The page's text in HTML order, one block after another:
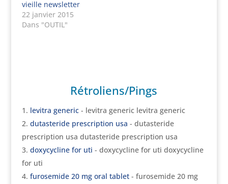
vieille newsletter
22 janvier 2015
Dans "OUTIL"
Rétroliens/Pings
levitra generic- levitra generic levitra generic
dutasteride prescription usa - dutasteride
prescription usa dutasteride prescription usa
doxycycline for uti - doxycycline for uti doxycycline
for uti
furosemide 20 mg oral tablet- furosemide 20 mg